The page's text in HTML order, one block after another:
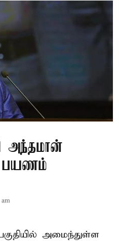
அந்தமான்
பயணம்
அமைந்துள்ள